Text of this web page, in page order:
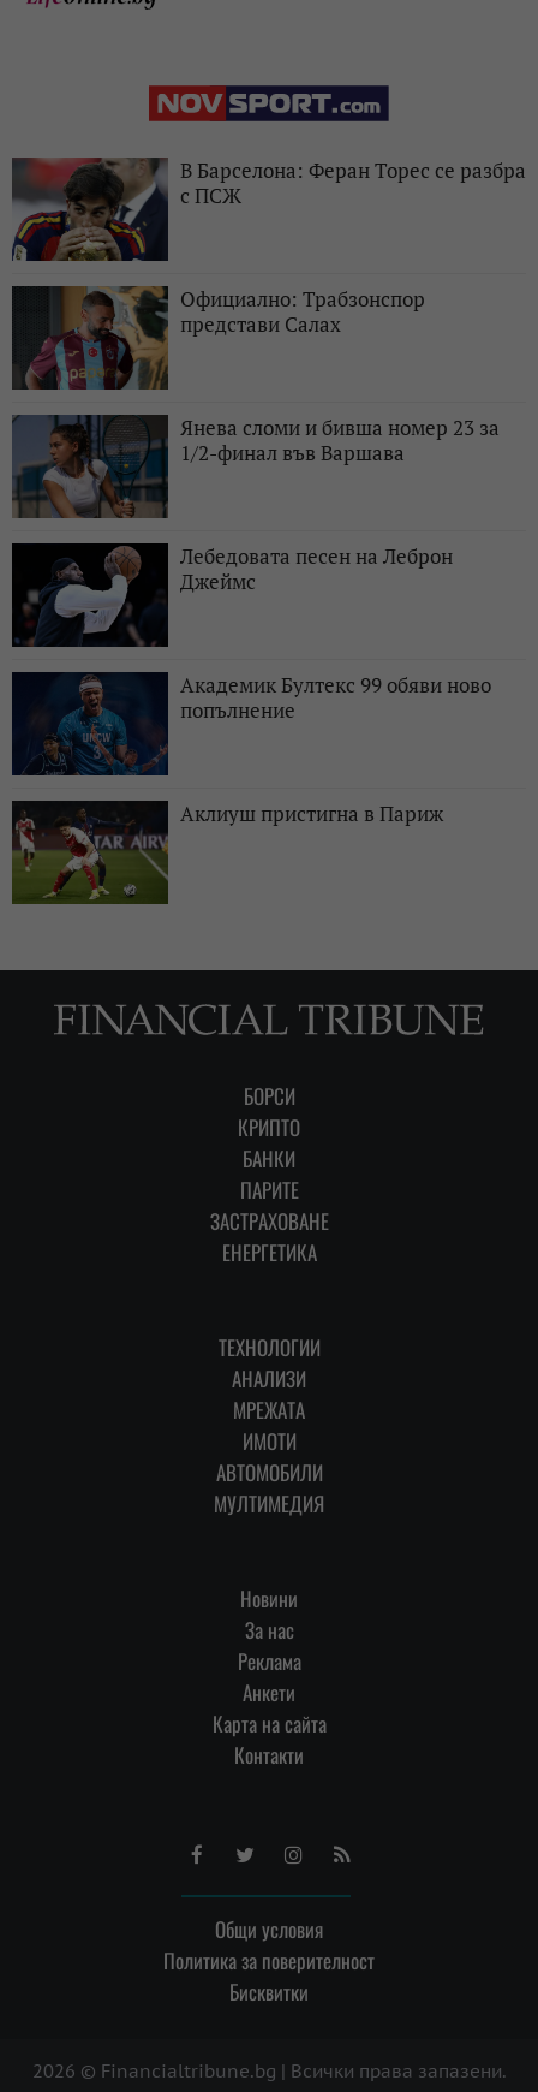
В Барселона: Феран Торес се разбра
с ПСЖ
Официално: Трабзонспор
представи Салах
Янева сломи и бивша номер 23 за
1/2-финал във Варшава
Лебедовата песен на Леброн
Джеймс
Академик Бултекс 99 обяви ново
попълнение
Аклиуш пристигна в Париж
БОРСИ
КРИПТО
БАНКИ
ПАРИТЕ
ЗАСТРАХОВАНЕ
ЕНЕРГЕТИКА
ТЕХНОЛОГИИ
АНАЛИЗИ
МРЕЖАТА
ИМОТИ
АВТОМОБИЛИ
МУЛТИМЕДИЯ
Новини
За нас
Реклама
Анкети
Карта на сайта
Контакти
FacebookTwitterInstagram
RSS
Общи условия
Политика за поверителност
Бисквитки
2026 © Financialtribune.bg | Всички права запазени.